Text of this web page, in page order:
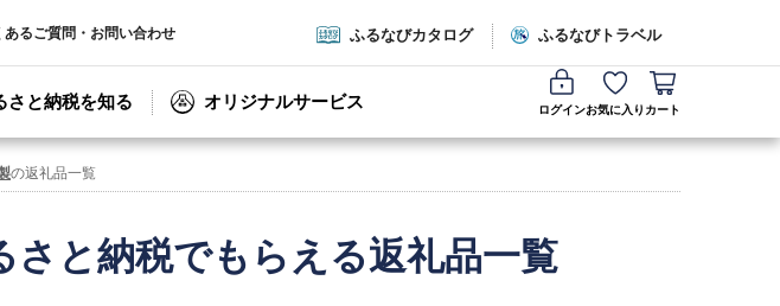
あるご質問・お問い合わせ ふるなびカタログ ふるなびトラベル
さと納税を知る オリジナルサービス ログインお気に入り カート
の返礼品一覧
さと納税でもらえる返礼品一覧